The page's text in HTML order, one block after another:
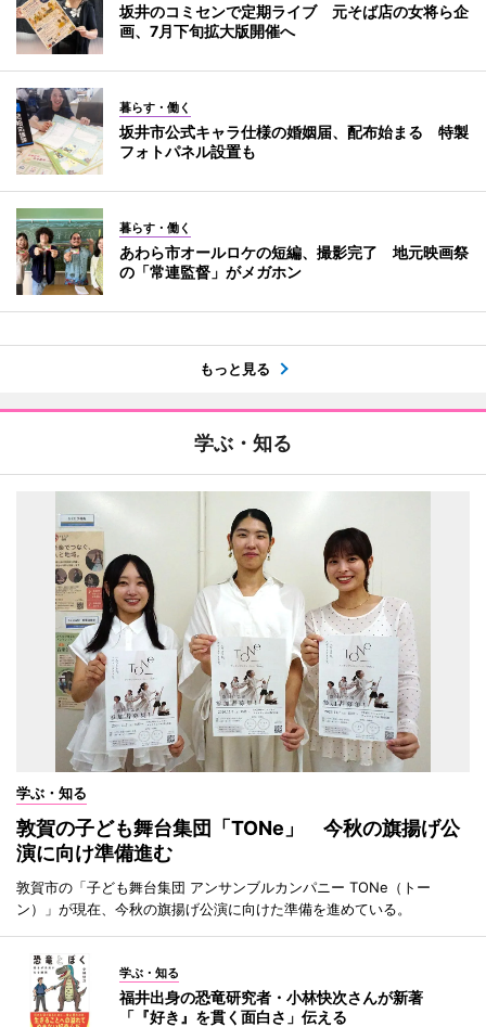
坂井のコミセンで定期ライブ 元そば店の女将ら企
画、7月下旬拡大版開催へ
暮らす・働く
坂井市公式キャラ仕様の婚姻届、配布始まる 特製
フォトパネル設置も
暮らす・働く
あわら市オールロケの短編、撮影完了 地元映画祭
の「常連監督」がメガホン
もっと見る
学ぶ・知る
学ぶ・知る
敦賀の子ども舞台集団「TONe」 今秋の旗揚げ公
演に向け準備進む
敦賀市の「子ども舞台集団 アンサンブルカンパニー TONe（トー
ン）」が現在、今秋の旗揚げ公演に向けた準備を進めている。
学ぶ・知る
福井出身の恐竜研究者・小林快次さんが新著
「『好き』を貫く面白さ」伝える